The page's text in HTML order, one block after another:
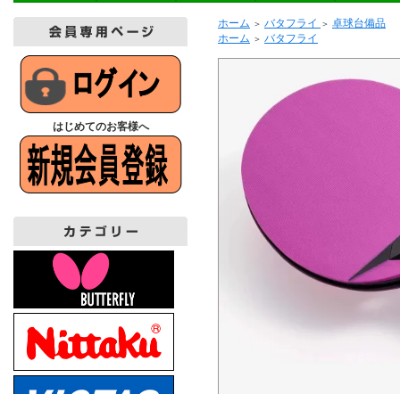
はじめてのお客様へ
ホーム ＞ バタフライ ＞ 卓球台備品
ホーム ＞ バタフライ